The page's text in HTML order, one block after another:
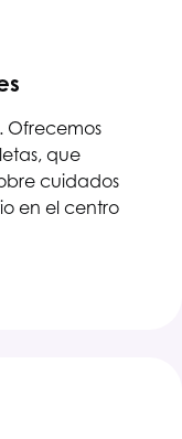
Ofrecemos
que
cuidados
en el centro